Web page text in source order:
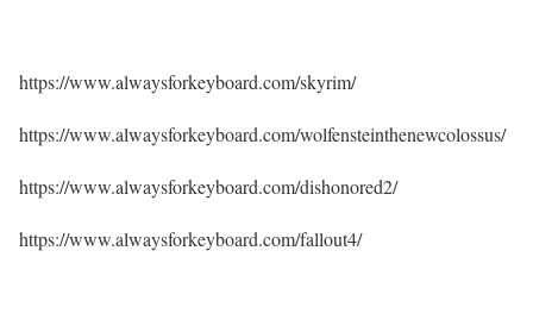
https://www.alwaysforkeyboard.com/skyrim/
https://www.alwaysforkeyboard.com/wolfensteinthenewcolossus/
https://www.alwaysforkeyboard.com/dishonored2/
https://www.alwaysforkeyboard.com/fallout4/